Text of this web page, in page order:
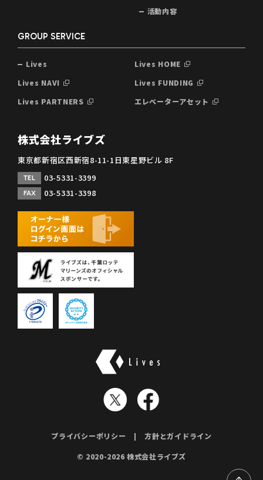
活動内容
GROUP SERVICE
Lives
Lives HOME
Lives NAVI
Lives FUNDING
Lives PARTNERS
エレベーターアセット
株式会社ライブズ
東京都新宿区西新宿8-11-1日東星野ビル 8F
TEL 03-5331-3399
FAX 03-5331-3398
プライバシーポリシー 方針とガイドライン
© 2020-2026 株式会社ライブズ